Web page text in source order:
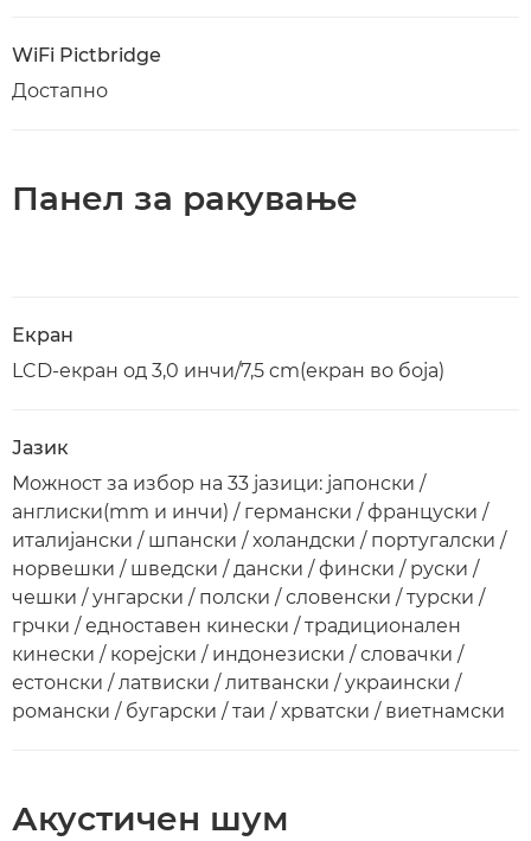
WiFi Pictbridge
Достапно
Панел за ракување
Екран
LCD-екран од 3,0 инчи/7,5 cm(екран во боја)
Јазик
Можност за избор на 33 јазици: јапонски /
англиски(mm и инчи) / германски / француски /
италијански / шпански / холандски / португалски /
норвешки / шведски / дански / фински / руски /
чешки / унгарски / полски / словенски / турски /
грчки / едноставен кинески / традиционален
кинески / корејски / индонезиски / словачки /
естонски / латвиски / литвански / украински /
романски / бугарски / таи / хрватски / виетнамски
Акустичен шум